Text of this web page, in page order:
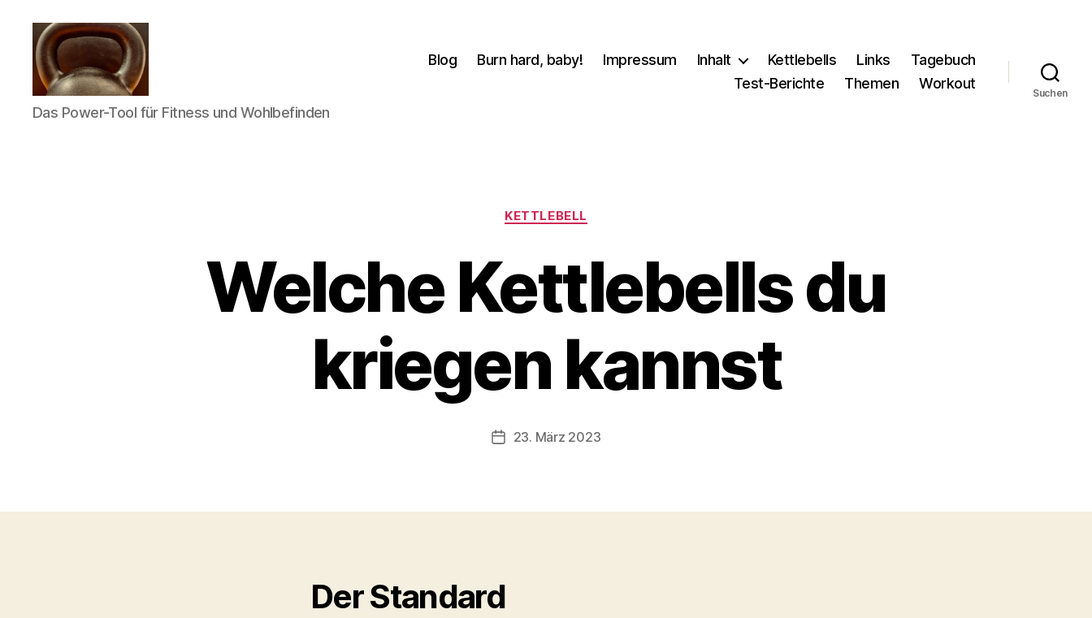
Meine
Reise
Das Power-Tool für Fitness und Wohlbefinden
Blog Burn hard, baby! Impressum Inhalt Kettlebells Links
Tagebuch
Test-Berichte
Themen Workout
Suchen
Kategorien
KETTLEBELL
Welche Kettlebells du
kriegen kannst
Beitragsautor
n
b
c
Beitragsdatum
23. März 2023
Der Standard